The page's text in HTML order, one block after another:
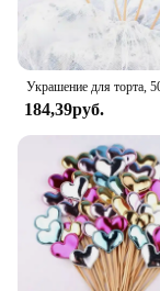
184,39руб.